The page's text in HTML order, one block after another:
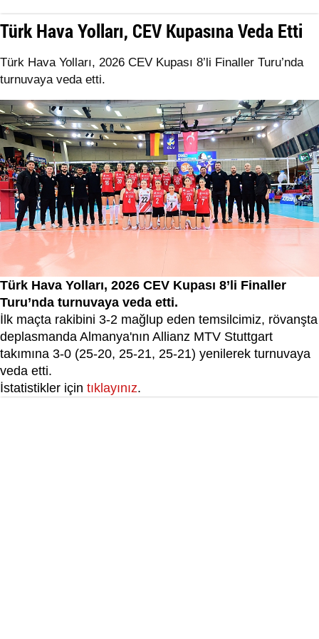
Türk Hava Yolları, CEV Kupasına Veda Etti
Türk Hava Yolları, 2026 CEV Kupası 8’li Finaller Turu’nda
turnuvaya veda etti.
Türk Hava Yolları, 2026 CEV Kupası 8’li Finaller
Turu’nda turnuvaya veda etti.
İlk maçta rakibini 3-2 mağlup eden temsilcimiz, rövanşta
deplasmanda Almanya'nın Allianz MTV Stuttgart
takımına 3-0 (25-20, 25-21, 25-21) yenilerek turnuvaya
veda etti.
İstatistikler için tıklayınız.